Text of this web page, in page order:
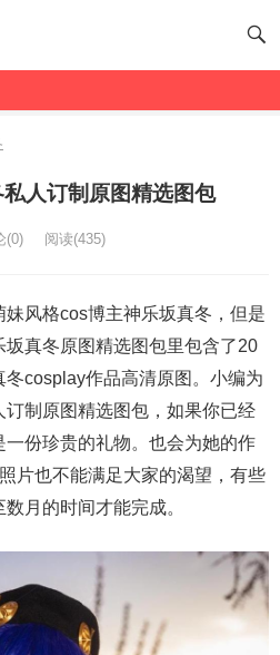
人订制原图精选图包
(0) 阅读(435)
风格cos博主神乐坂真冬，但是
真冬原图精选图包里包含了20
cosplay作品高清原图。小编为
制原图精选图包，如果你已经
份珍贵的礼物。也会为她的作
片也不能满足大家的渴望，有些
月的时间才能完成。